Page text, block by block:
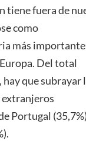
tiene fuera de
como
más
Del total
que subrayar
Portugal